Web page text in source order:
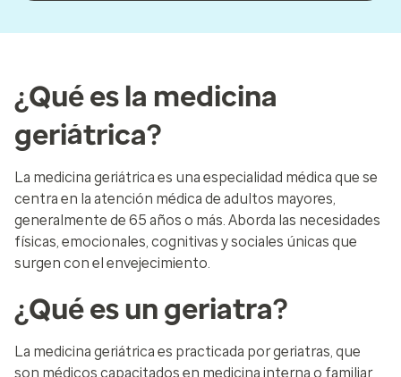
¿Qué es la medicina
geriátrica?
La medicina geriátrica es una especialidad médica que se
centra en la atención médica de adultos mayores,
generalmente de 65 años o más. Aborda las necesidades
físicas, emocionales, cognitivas y sociales únicas que
surgen con el envejecimiento.
¿Qué es un geriatra?
La medicina geriátrica es practicada por geriatras, que
son médicos capacitados en medicina interna o familiar